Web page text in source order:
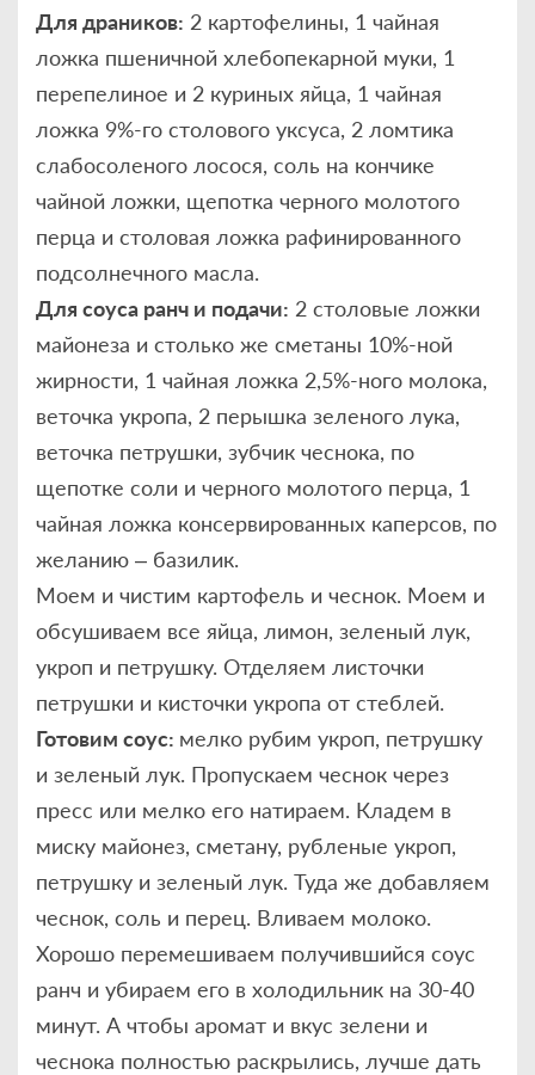
Для драников: 2 картофелины, 1 чайная
ложка пшеничной хлебопекарной муки, 1
перепелиное и 2 куриных яйца, 1 чайная
ложка 9%-го столового уксуса, 2 ломтика
слабосоленого лосося, соль на кончике
чайной ложки, щепотка черного молотого
перца и столовая ложка рафинированного
подсолнечного масла.
Для соуса ранч и подачи: 2 столовые ложки
майонеза и столько же сметаны 10%-ной
жирности, 1 чайная ложка 2,5%-ного молока,
веточка укропа, 2 перышка зеленого лука,
веточка петрушки, зубчик чеснока, по
щепотке соли и черного молотого перца, 1
чайная ложка консервированных каперсов, по
желанию – базилик.
Моем и чистим картофель и чеснок. Моем и
обсушиваем все яйца, лимон, зеленый лук,
укроп и петрушку. Отделяем листочки
петрушки и кисточки укропа от стеблей.
Готовим соус: мелко рубим укроп, петрушку
и зеленый лук. Пропускаем чеснок через
пресс или мелко его натираем. Кладем в
миску майонез, сметану, рубленые укроп,
петрушку и зеленый лук. Туда же добавляем
чеснок, соль и перец. Вливаем молоко.
Хорошо перемешиваем получившийся соус
ранч и убираем его в холодильник на 30-40
минут. А чтобы аромат и вкус зелени и
чеснока полностью раскрылись, лучше дать